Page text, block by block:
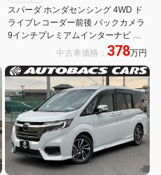
スパーダ ホンダセンシング 4WD ド
ライブレコーダー前後 バックカメラ
9インチプレミアムインターナビ 地
デジフルセグTV レーンアシスト 衝
ドドア オートライト LEDライト ス
ターター
中古車価格： 378万円